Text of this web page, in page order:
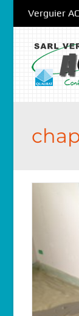
Verguier